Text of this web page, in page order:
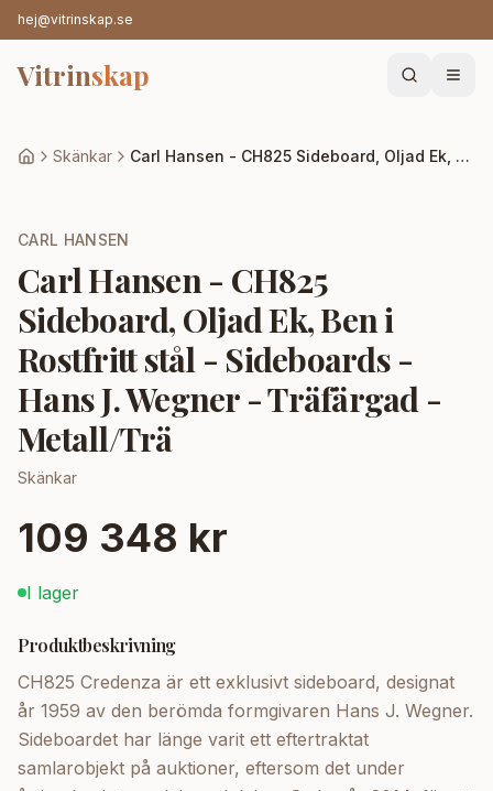
hej@vitrinskap.se
Vitrinskap
Skänkar Carl Hansen - CH825 Sideboard, Oljad Ek, Ben i Rostfritt stål - Sideboards - Hans J. Wegner - Träfärgad - Metall/Trä
CARL HANSEN
Carl Hansen - CH825
Sideboard, Oljad Ek, Ben i
Rostfritt stål - Sideboards -
Hans J. Wegner - Träfärgad -
Metall/Trä
Skänkar
109 348 kr
I lager
Produktbeskrivning
CH825 Credenza är ett exklusivt sideboard, designat
år 1959 av den berömda formgivaren Hans J. Wegner.
Sideboardet har länge varit ett eftertraktat
samlarobjekt på auktioner, eftersom det under